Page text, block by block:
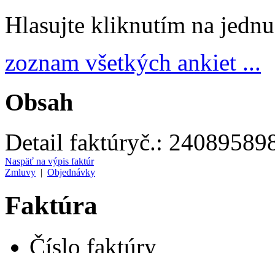
Hlasujte kliknutím na
zoznam všetkých ankiet ...
Obsah
Detail faktúryč.:
Naspäť na výpis faktúr
Zmluvy | Objednávky
Faktúra
Číslo faktúry